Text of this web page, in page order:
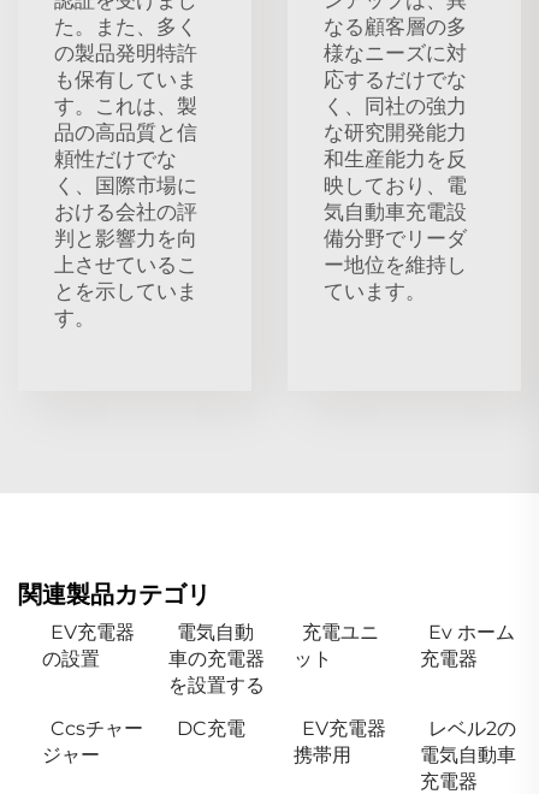
た。また、多く
の製品発明特許
も保有していま
す。これは、製
品の高品質と信
頼性だけでな
く、国際市場に
おける会社の評
判と影響力を向
上させているこ
とを示していま
す。
なる顧客層の多
様なニーズに対
応するだけでな
く、同社の強力
な研究開発能力
和生産能力を反
映しており、電
気自動車充電設
備分野でリーダ
ー地位を維持し
ています。
関連製品カテゴリ
EV充電器
の設置
電気自動
車の充電器
を設置する
充電ユニ
ット
Ev ホーム
充電器
Ccsチャー
ジャー
DC充電
EV充電器
携帯用
レベル2の
電気自動車
充電器